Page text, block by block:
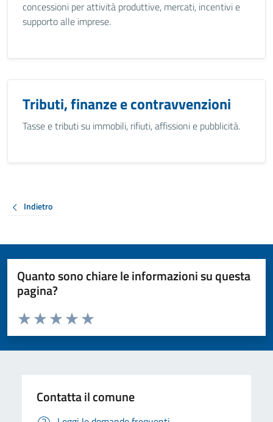
concessioni per attività produttive, mercati, incentivi e
supporto alle imprese.
Tributi, finanze e contravvenzioni
Tasse e tributi su immobili, rifiuti, affissioni e pubblicità.
Indietro
Quanto sono chiare le informazioni su questa
pagina?
Valuta da 1 a 5 stelle la pagina
Valuta 5 stelle su 5
Valuta 4 stelle su 5
Valuta 3 stelle su 5
Valuta 2 stelle su 5
Valuta 1 stelle su 5
Contatta il comune